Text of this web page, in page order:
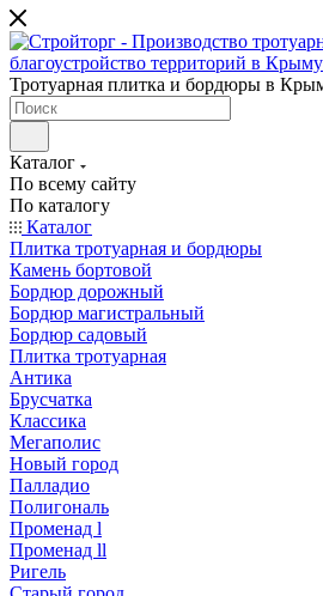
Тротуарная плитка и бордюры в
Каталог
По всему сайту
По каталогу
Каталог
Плитка тротуарная и бордюры
Камень бортовой
Бордюр дорожный
Бордюр магистральный
Бордюр садовый
Плитка тротуарная
Антика
Брусчатка
Классика
Мегаполис
Новый город
Палладио
Полигональ
Променад l
Променад ll
Ригель